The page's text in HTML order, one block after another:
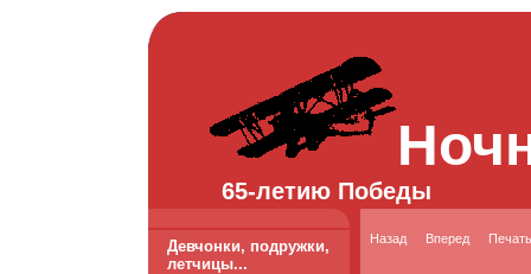
65-летию Победы
Девчонки, подружки,
летчицы...
Назад Вперед Печать